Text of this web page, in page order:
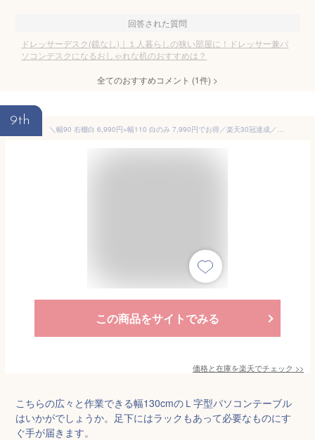
回答された質問
ドレッサーデスク(鏡なし)｜１人暮らしの狭い部屋に！ドレッサー兼パ
ソコンデスクになるおしゃれな机のおすすめは？
全てのおすすめコメント (1件) >
9th
＼幅90 右棚白 6,990円+幅110 白のみ 7,990円でお得／楽天30冠達成／送料無料 幅90～150 デスク ゲーミングデスク ラック付きデスク パソコンデスク 机 pcデスク モニター台付き L字 l字デスク 収納 PCデスク コーナーデスク 省スペース おしゃれ
この商品をサイトでみる
価格と在庫を楽天でチェック >>
こちらの広々と作業できる幅130cmのＬ字型パソコンテーブル
はいかがでしょうか。足下にはラックもあって必要なものにす
ぐ手が届きます。